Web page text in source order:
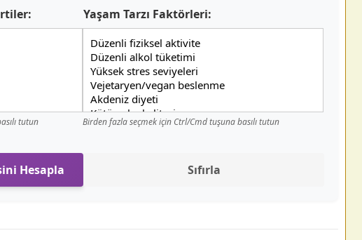
tutun
Yaşam Tarzı Faktörleri:
Birden fazla seçmek için Ctrl/Cmd tuşuna basılı tutun
Hesapla Sıfırla